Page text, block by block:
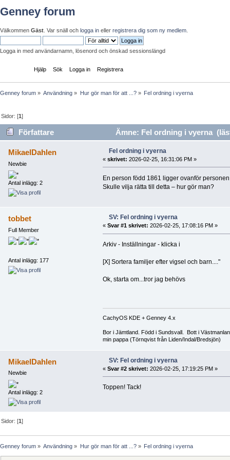
Genney forum
Välkommen Gäst . Var snäll och logga in eller registrera dig som ny medlem
Logga in med användarnamn, lösenord och önskad sessionslängd
Hjälp Sök Logga in Registrera
Genney forum » Användning » Hur gör man för att ...?» Fel ordning i vyerna
Sidor: [1]
Författare Ämne: Fel ordning i vyerna
MikaelDahlen
Newbie
Antal inlägg: 2
Fel ordning i vyerna
« skrivet: 2026-02-25, 16:31:06 PM »
En person född 1861 ligger ovanför
Skulle vilja rätta till detta – hur gör man?
tobbet
Full Member
Antal inlägg: 177
SV: Fel ordning i vyerna
« Svar #1 skrivet: 2026-02-25, 17:08:16 PM »
Arkiv - Inställningar - klicka i
[X] Sortera familjer efter vigsel och barn...."
Ok, starta om...tror jag behövs
CachyOS KDE + Genney 4.x
Bor i Jämtland. Född i Sundsvall. Bott i
min pappa (Törnqvist från Liden/Indal/Bredsjön)
MikaelDahlen
Newbie
Antal inlägg: 2
SV: Fel ordning i vyerna
« Svar #2 skrivet: 2026-02-25, 17:19:25 PM »
Toppen! Tack!
Sidor: [1]
Genney forum » Användning » Hur gör man för att ...?» Fel ordning i vyerna